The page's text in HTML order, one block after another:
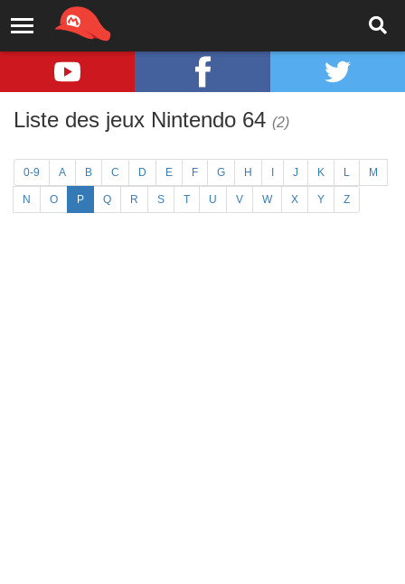
Liste des jeux Nintendo 64 (2)
0-9 A B C D E F G H J K L M
N O P Q R S T U V W X Y Z